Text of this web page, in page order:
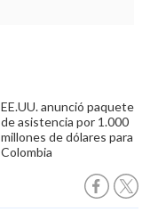
EE.UU. anunció paquete
de asistencia por 1.000
millones de dólares para
Colombia